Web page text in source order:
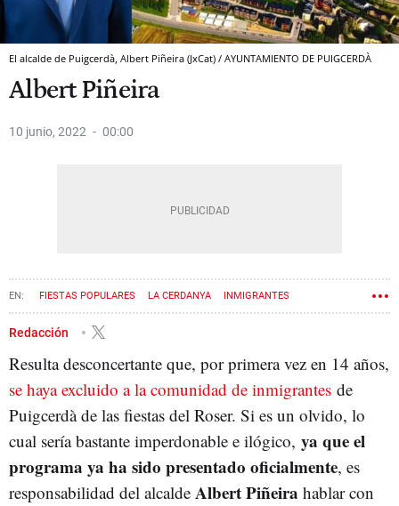
El alcalde de Puigcerdà, Albert Piñeira (JxCat) / AYUNTAMIENTO DE PUIGCERDÀ
Albert Piñeira
10 junio, 2022 00:00
FIESTAS POPULARES LA CERDANYA INMIGRANTES
JUNTS PER CATALUNYA
Redacción
Resulta desconcertante que, por primera vez en 14 años,
se haya excluido a la comunidad de inmigrantes de
Puigcerdà de las fiestas del Roser. Si es un olvido, lo
cual sería bastante imperdonable e ilógico, ya que el
programa ya ha sido presentado oficialmente, es
responsabilidad del alcalde Albert Piñeira hablar con